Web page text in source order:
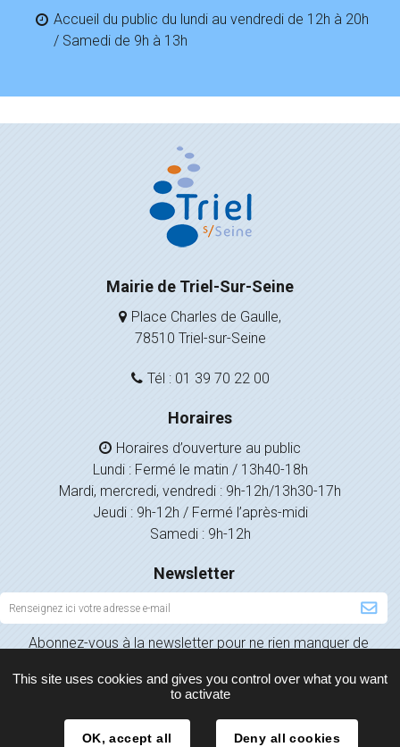
Accueil du public du lundi au vendredi de 12h à 20h
/ Samedi de 9h à 13h
Mairie de Triel-Sur-Seine
Place Charles de Gaulle,
78510 Triel-sur-Seine
Tél : 01 39 70 22 00
Horaires
Horaires d’ouverture au public
Lundi : Fermé le matin / 13h40-18h
Mardi, mercredi, vendredi : 9h-12h/13h30-17h
Jeudi : 9h-12h / Fermé l’après-midi
Samedi : 9h-12h
Newsletter
Inscription
à
la
Abonnez-vous à la newsletter pour ne rien manquer de
This site uses cookies and gives you control over what you want
to activate
OK, accept all Deny all cookies